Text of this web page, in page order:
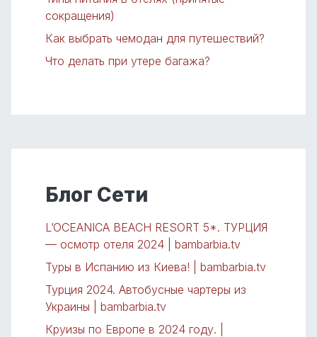
сокращения)
Как выбрать чемодан для путешествий?
Что делать при утере багажа?
Блог Сети
L’OCEANICA BEACH RESORT 5*. ТУРЦИЯ
— осмотр отеля 2024 | bambarbia.tv
Туры в Испанию из Киева! | bambarbia.tv
Турция 2024. Автобусные чартеры из
Украины | bambarbia.tv
Круизы по Европе в 2024 году. |